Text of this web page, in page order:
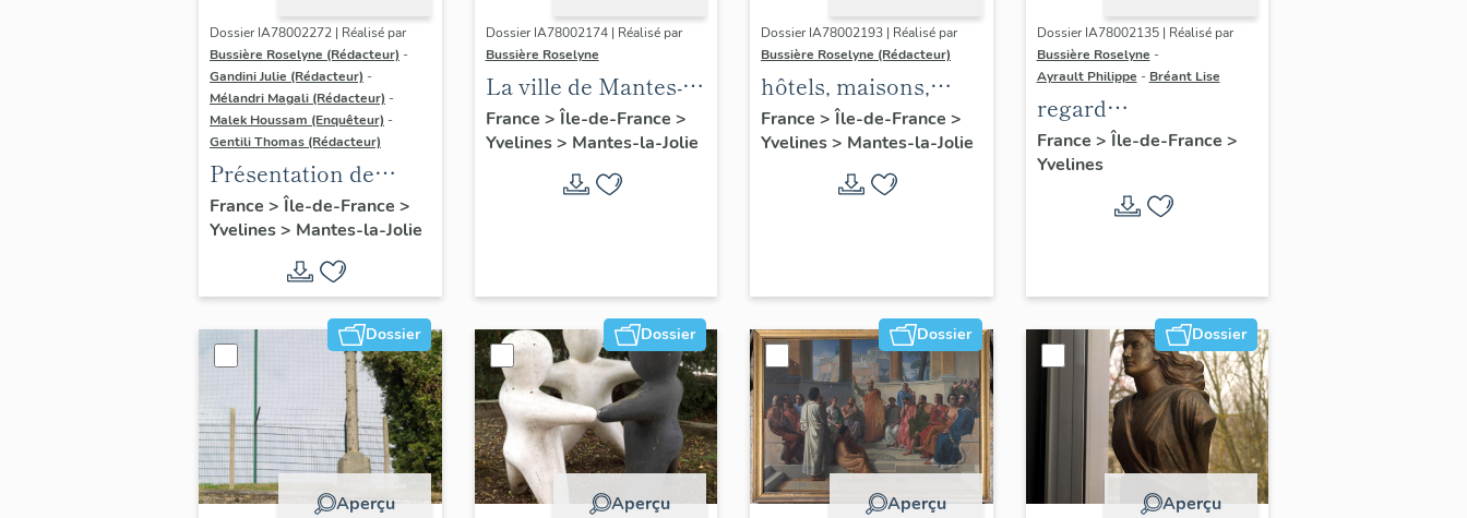
Dossier IA78002272 | Réalisé par
Bussière Roselyne (Rédacteur) -
Gandini Julie (Rédacteur) -
Mélandri Magali (Rédacteur) -
Malek Houssam (Enquêteur) -
Gentili Thomas (Rédacteur)
Présentation de
l'étude
France > Île-de-France >
Yvelines> Mantes-la-Jolie
Dossier IA78002174 | Réalisé par
Bussière Roselyne
La ville de Mantes-la-
Jolie
France > Île-de-France >
Yvelines> Mantes-la-Jolie
Dossier IA78002193 | Réalisé par
Bussière Roselyne (Rédacteur)
hôtels, maisons,
immeubles
France > Île-de-France >
Yvelines> Mantes-la-Jolie
Dossier IA78002135 | Réalisé par
Bussière Roselyne -
Ayrault Philippe - Bréant Lise
regard
photographique sur
le territoire de Seine-
France > Île-de-France >
Yvelines
Dossier
Aperçu
Dossier
Aperçu
Dossier
Aperçu
Dossier
Aperçu